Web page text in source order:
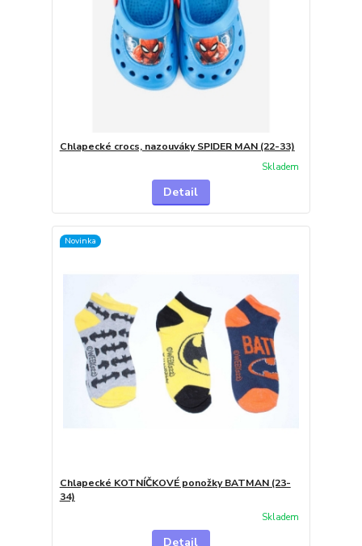
Chlapecké crocs, nazouváky SPIDER MAN (22-33)
Skladem
Detail
Novinka
Chlapecké KOTNÍČKOVÉ ponožky BATMAN (23-
34)
Skladem
Detail